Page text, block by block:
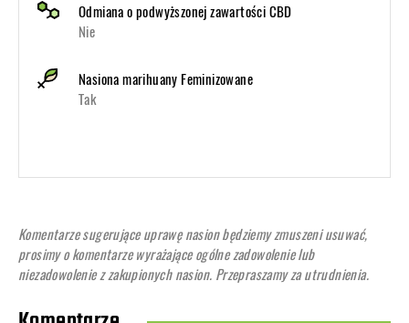
Odmiana o podwyższonej zawartości CBD
Nie
Nasiona marihuany Feminizowane
Tak
Komentarze sugerujące uprawę nasion będziemy zmuszeni usuwać,
prosimy o komentarze wyrażające ogólne zadowolenie lub
niezadowolenie z zakupionych nasion. Przepraszamy za utrudnienia.